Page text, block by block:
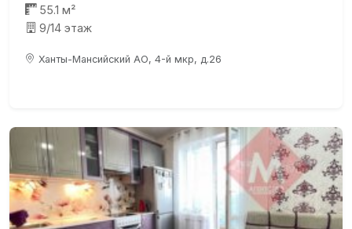
55.1 м²
9/14 этаж
Ханты-Мансийский АО, 4-й мкр, д.26